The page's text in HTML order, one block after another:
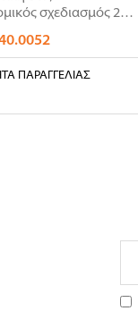
σχεδιασμός 2
ΠΑΡΑΓΓΕΛΊΑΣ